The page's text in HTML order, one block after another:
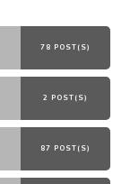
78 POST(S)
2 POST(S)
87 POST(S)